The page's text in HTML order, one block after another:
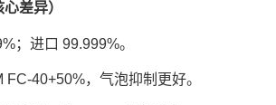
差异）
；进口 99.999%。
FC-40+50%，气泡抑制更好。